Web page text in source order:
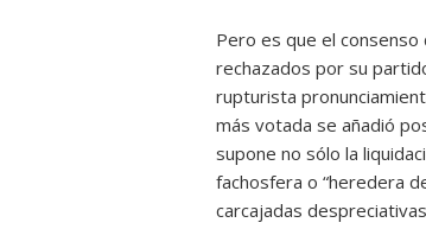
Pero es que el
rechazados por su
rupturista
más votada se añadió
supone no sólo la
fachosfera o “heredera
carcajadas